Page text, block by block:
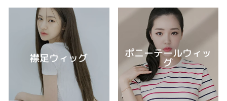
襟足ウィッグ ポニーテールウィッ
グ